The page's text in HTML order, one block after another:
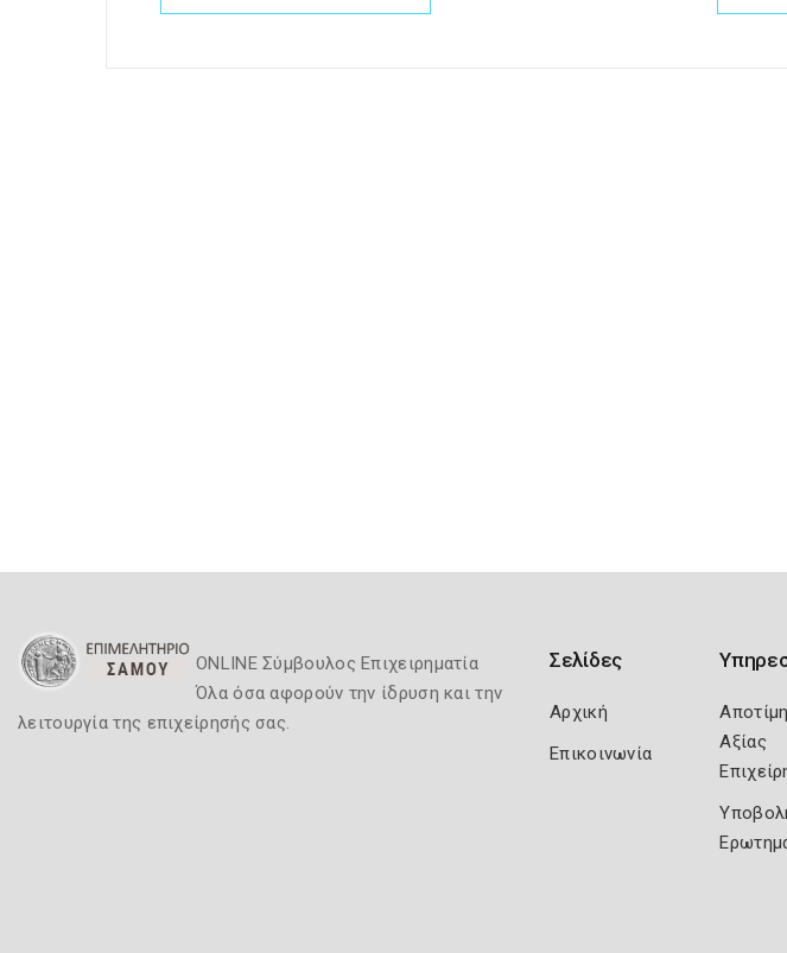
ONLINE Σύμβουλος Επιχειρηματία
Όλα όσα αφορούν την ίδρυση και την
λειτουργία της επιχείρησής σας.
Σελίδες
Αρχική
Επικοινωνία
Αξίας